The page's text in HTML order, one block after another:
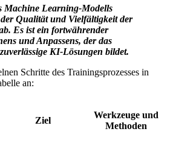
Machine Learning-Modells
Qualität und Vielfältigkeit der
Es ist ein fortwährender
und Anpassens, der das
KI-Lösungen bildet.
Schritte des Trainingsprozesses in
an:
Ziel
Werkzeuge und
Methoden